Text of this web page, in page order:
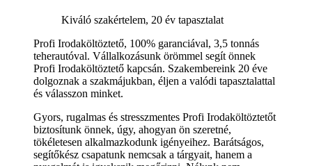
Kiváló szakértelem, 20 év tapasztalat
Profi Irodaköltöztető, 100% garanciával, 3,5 tonnás
teherautóval. Vállalkozásunk örömmel segít önnek
Profi Irodaköltöztető kapcsán. Szakembereink 20 éve
dolgoznak a szakmájukban, éljen a valódi tapasztalattal
és válasszon minket.
Gyors, rugalmas és stresszmentes Profi Irodaköltöztetőt
biztosítunk önnek, úgy, ahogyan ön szeretné,
tökéletesen alkalmazkodunk igényeihez. Barátságos,
segítőkész csapatunk nemcsak a tárgyait, hanem a